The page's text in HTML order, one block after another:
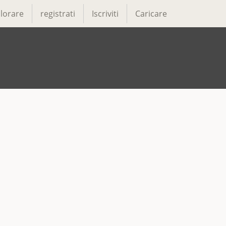
registrati Iscriviti Caricare